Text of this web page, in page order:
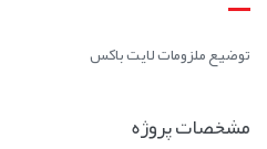
توضیع ملزومات لایت باکس
مشخصات پروژه